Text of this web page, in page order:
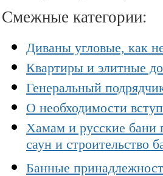
Смежные категории:
Диваны угловые, как
Квартиры и элитные
Генеральный
О необходимости
Хамам и русские бани
саун и строительство
Банные